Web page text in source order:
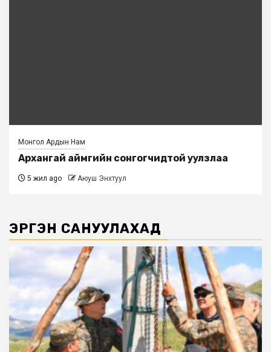
Монгол Ардын Нам
Архангай аймгийн сонгогчидтой уулзлаа
5 жил ago Аюуш Энхтуул
ЭРГЭН САНУУЛАХАД